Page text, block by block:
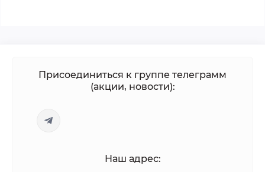
Присоединиться к группе телеграмм
(акции, новости):
Наш адрес: